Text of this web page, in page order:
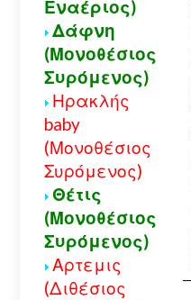
Εναέριος)
Δάφνη
(Μονοθέσιος
Συρόμενος)
Ηρακλής
baby
(Μονοθέσιος
Συρόμενος)
Θέτις
(Μονοθέσιος
Συρόμενος)
Αρτεμις
(Διθέσιος